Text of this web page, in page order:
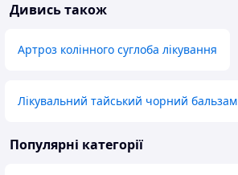
Дивись також
Артроз колінного суглоба лікування
Лікувальний тайський чорний бальзам
Популярні категорії